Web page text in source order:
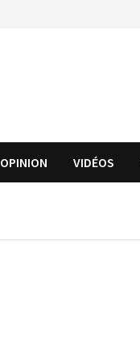
OPINION VIDÉOS